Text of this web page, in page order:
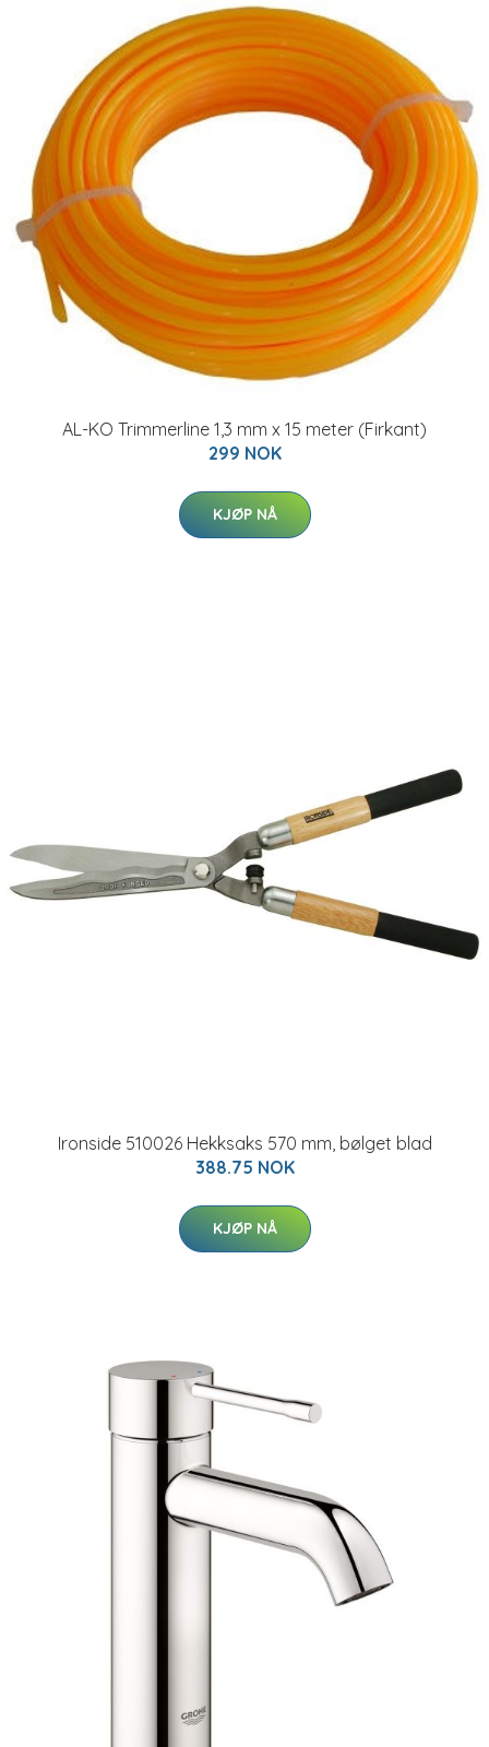
AL-KO Trimmerline 1,3 mm x 15 meter (Firkant)
299 NOK
KJØP NÅ
Ironside 510026 Hekksaks 570 mm, bølget blad
388.75 NOK
KJØP NÅ